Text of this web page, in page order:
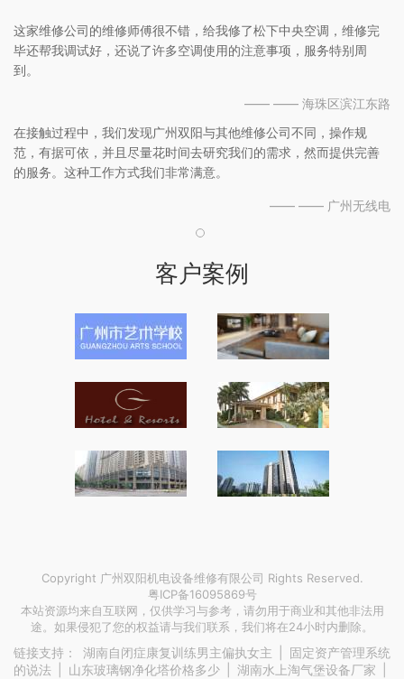
这家维修公司的维修师傅很不错，给我修了松下中央空调，维修完
毕还帮我调试好，还说了许多空调使用的注意事项，服务特别周
到。
—— —— 海珠区滨江东路
在接触过程中，我们发现广州双阳与其他维修公司不同，操作规
范，有据可依，并且尽量花时间去研究我们的需求，然而提供完善
的服务。这种工作方式我们非常满意。
—— —— 广州无线电
客户案例
Copyright 广州双阳机电设备维修有限公司 Rights Reserved.
粤ICP备16095869号
本站资源均来自互联网，仅供学习与参考，请勿用于商业和其他非法用
途。如果侵犯了您的权益请与我们联系，我们将在24小时内删除。
链接支持： 湖南自闭症康复训练男主偏执女主
固定资产管理系统
的说法
山东玻璃钢净化塔价格多少 湖南水上淘气堡设备厂家